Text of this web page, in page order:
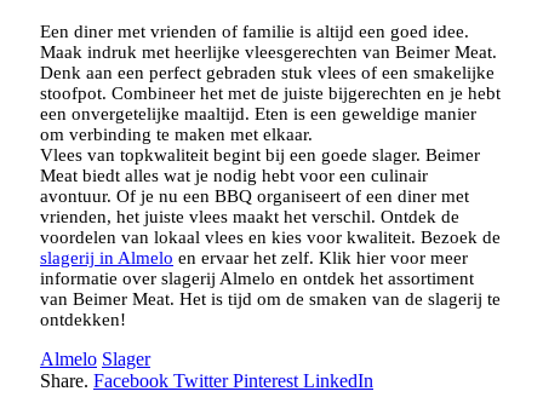
Een diner met vrienden of familie is altijd een goed idee.
Maak indruk met heerlijke vleesgerechten van Beimer Meat.
Denk aan een perfect gebraden stuk vlees of een smakelijke
stoofpot. Combineer het met de juiste bijgerechten en je hebt
een onvergetelijke maaltijd. Eten is een geweldige manier
om verbinding te maken met elkaar.
Vlees van topkwaliteit begint bij een goede slager. Beimer
Meat biedt alles wat je nodig hebt voor een culinair
avontuur. Of je nu een BBQ organiseert of een diner met
vrienden, het juiste vlees maakt het verschil. Ontdek de
voordelen van lokaal vlees en kies voor kwaliteit. Bezoek de
slagerij in Almelo en ervaar het zelf. Klik hier voor meer
informatie over slagerij Almelo en ontdek het assortiment
van Beimer Meat. Het is tijd om de smaken van de slagerij te
ontdekken!
Almelo Slager
Share. Facebook Twitter Pinterest LinkedIn